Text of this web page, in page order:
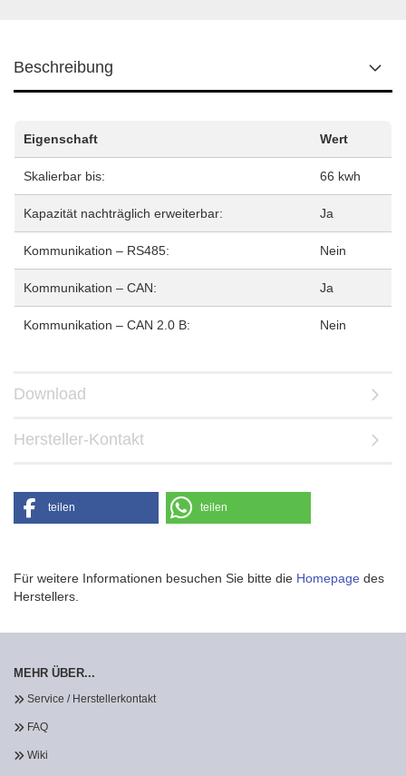
Beschreibung
Eigenschaft Wert
Skalierbar bis: 66 kwh
Kapazität nachträglich erweiterbar: Ja
Kommunikation – RS485: Nein
Kommunikation – CAN: Ja
Kommunikation – CAN 2.0 B: Nein
Download
Hersteller-Kontakt
teilen teilen
Für weitere Informationen besuchen Sie bitte die Homepage des
Herstellers.
MEHR ÜBER...
Service / Herstellerkontakt
FAQ
Wiki